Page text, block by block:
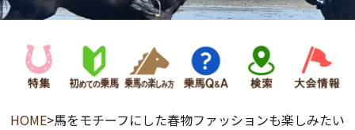
HOME>馬をモチーフにした春物ファッションも楽しみたい